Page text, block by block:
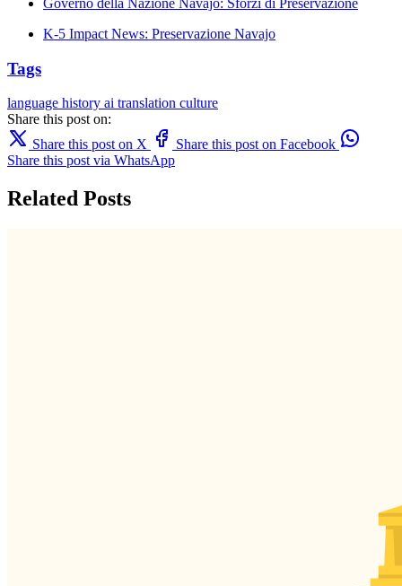
K-5 Impact News: Preservazione Navajo
Tags
language history ai translation culture
Share this post on:
Share this post on X
Share this post on Facebook
Share this post via WhatsApp
Related Posts